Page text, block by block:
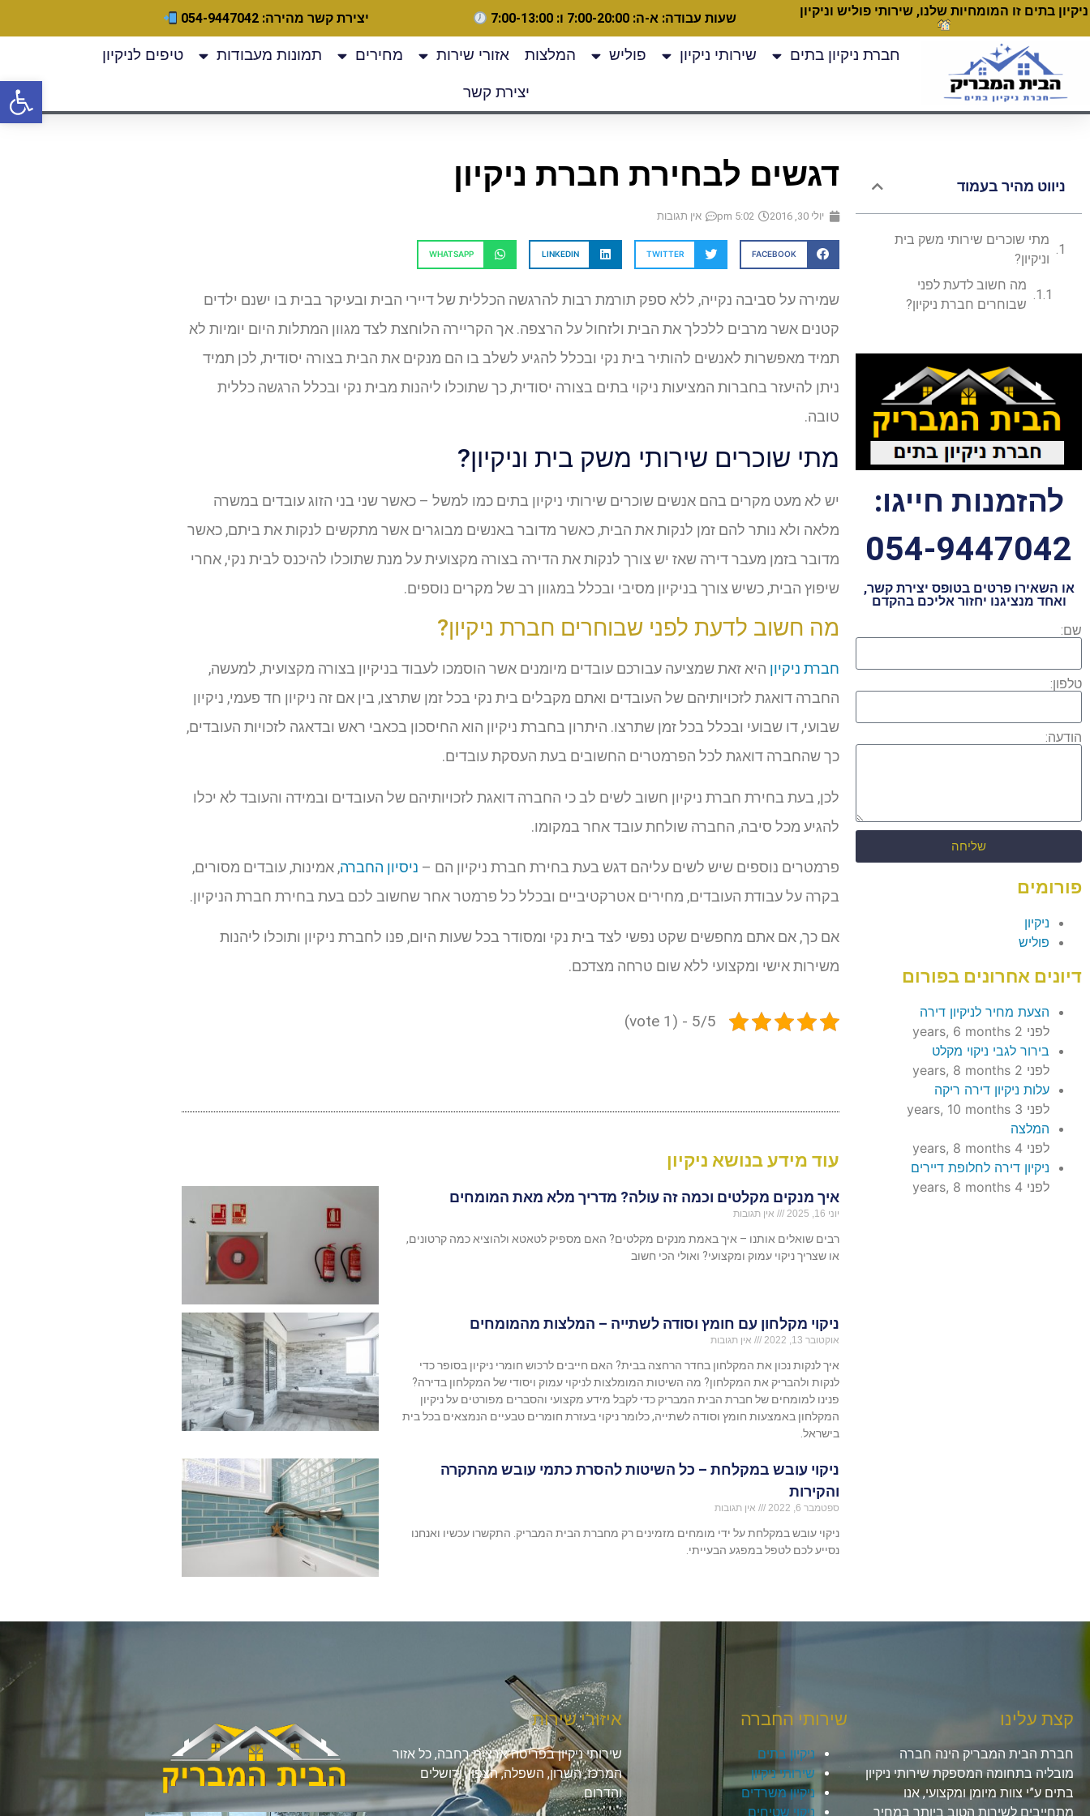
ניקיון בתים זו המומחיות שלנו, שירותי פוליש וניקיון שעות עבודה: א-ה: 7:00-20:00 ו: 7:00-13:00 יצירת קשר מהירה: 054-9447042
חברת ניקיון בתים שירותי ניקיון פוליש המלצות אזורי שירות מחירים תמונות מעבודות טיפים לניקיון
יצירת קשר
ניווט מהיר בעמוד
מתי שוכרים שירותי משק בית
וניקיון?
מה חשוב לדעת לפני
שבוחרים חברת ניקיון?
להזמנות חייגו:
054-9447042
או השאירו פרטים בטופס יצירת קשר,
ואחד מנציגנו יחזור אליכם בהקדם
שם:
טלפון:
הודעה:
שליחה
פורומים
ניקיון
פוליש
דיונים אחרונים בפורום
הצעת מחיר לניקיון דירה
לפני 2 years, 6 months
בירור לגבי ניקוי מקלט
לפני 2 years, 8 months
עלות ניקיון דירה ריקה
לפני 3 years, 10 months
המלצה
לפני 4 years, 8 months
ניקיון דירה לחלופת דיירים
לפני 4 years, 8 months
דגשים לבחירת חברת ניקיון
יולי 30, 2016 5:02 pm אין תגובות
FACEBOOK
TWITTER
LINKEDIN
WHATSAPP
שמירה על סביבה נקייה, ללא ספק תורמת רבות להרגשה הכללית של דיירי הבית ובעיקר בבית בו ישנם ילדים
קטנים אשר מרבים ללכלך את הבית ולזחול על הרצפה. אך הקריירה הלוחצת לצד מגוון המתלות היום יומיות לא
תמיד מאפשרות לאנשים להותיר בית נקי ובכלל להגיע לשלב בו הם מנקים את הבית בצורה יסודית, לכן תמיד
ניתן להיעזר בחברות המציעות ניקוי בתים בצורה יסודית, כך שתוכלו ליהנות מבית נקי ובכלל הרגשה כללית
טובה.
מתי שוכרים שירותי משק בית וניקיון?
יש לא מעט מקרים בהם אנשים שוכרים שירותי ניקיון בתים כמו למשל – כאשר שני בני הזוג עובדים במשרה
מלאה ולא נותר להם זמן לנקות את הבית, כאשר מדובר באנשים מבוגרים אשר מתקשים לנקות את ביתם, כאשר
מדובר בזמן מעבר דירה שאז יש צורך לנקות את הדירה בצורה מקצועית על מנת שתוכלו להיכנס לבית נקי, אחרי
שיפוץ הבית, כשיש צורך בניקיון מסיבי ובכלל במגוון רב של מקרים נוספים.
מה חשוב לדעת לפני שבוחרים חברת ניקיון?
חברת ניקיון היא זאת שמציעה עבורכם עובדים מיומנים אשר הוסמכו לעבוד בניקיון בצורה מקצועית, למעשה,
החברה דואגת לזכויותיהם של העובדים ואתם מקבלים בית נקי בכל זמן שתרצו, בין אם זה ניקיון חד פעמי, ניקיון
שבועי, דו שבועי ובכלל בכל זמן שתרצו. היתרון בחברת ניקיון הוא החיסכון בכאבי ראש ובדאגה לזכויות העובדים,
כך שהחברה דואגת לכל הפרמטרים החשובים בעת העסקת עובדים.
לכן, בעת בחירת חברת ניקיון חשוב לשים לב כי החברה דואגת לזכויותיהם של העובדים ובמידה והעובד לא יכלו
להגיע מכל סיבה, החברה שולחת עובד אחר במקומו.
פרמטרים נוספים שיש לשים עליהם דגש בעת בחירת חברת ניקיון הם – ניסיון החברה, אמינות, עובדים מסורים,
בקרה על עבודת העובדים, מחירים אטרקטיביים ובכלל כל פרמטר אחר שחשוב לכם בעת בחירת חברת הניקיון.
אם כך, אם אתם מחפשים שקט נפשי לצד בית נקי ומסודר בכל שעות היום, פנו לחברת ניקיון ותוכלו ליהנות
משירות אישי ומקצועי ללא שום טרחה מצדכם.
5/5 - (1 vote)
עוד מידע בנושא ניקיון
איך מנקים מקלטים וכמה זה עולה? מדריך מלא מאת המומחים
יוני 16, 2025 אין תגובות
רבים שואלים אותנו – איך באמת מנקים מקלטים? האם מספיק לטאטא ולהוציא כמה קרטונים,
או שצריך ניקוי עמוק ומקצועי? ואולי הכי חשוב
ניקוי מקלחון עם חומץ וסודה לשתייה – המלצות מהמומחים
אוקטובר 13, 2022 אין תגובות
איך לנקות נכון את המקלחון בחדר הרחצה בבית? האם חייבים לרכוש חומרי ניקיון בסופר כדי
לנקות ולהבריק את המקלחון? מה השיטות המומלצות לניקוי עמוק ויסודי של המקלחון בדירה?
פנינו למומחים של חברת הבית המבריק כדי לקבל מידע מקצועי והסברים מפורטים על ניקיון
המקלחון באמצעות חומץ וסודה לשתייה, כלומר ניקוי בעזרת חומרים טבעיים הנמצאים בכל בית
בישראל.
ניקוי עובש במקלחת – כל השיטות להסרת כתמי עובש מהתקרה
והקירות
ספטמבר 6, 2022 אין תגובות
ניקוי עובש במקלחת על ידי מומחים מזמינים רק מחברת הבית המבריק. התקשרו עכשיו ואנחנו
נסייע לכם לטפל במפגע הבעייתי.
קצת עלינו
חברת הבית המבריק הינה חברה
מובליה בתחומה המספקת שירותי ניקיון
בתים ע”י צוות מיומן ומקצועי, אנו
מתחייבים לשירות הטוב ביותר במחיר
שירותי החברה
ניקיון בתים
שירותי ניקיון
ניקיון משרדים
ניקוי שטיחים
איזורי שירות
שירותי ניקיון בפריסה ארצית רחבה, כל אזור
המרכז, השרון, השפלה, הצפון, ירושלים
והדרום.